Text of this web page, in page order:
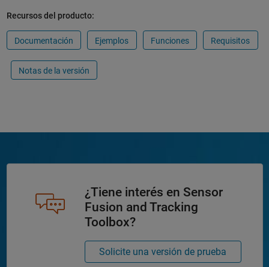
Recursos del producto:
Documentación Ejemplos Funciones Requisitos
Notas de la versión
¿Tiene interés en Sensor
Fusion and Tracking
Toolbox?
Solicite una versión de prueba